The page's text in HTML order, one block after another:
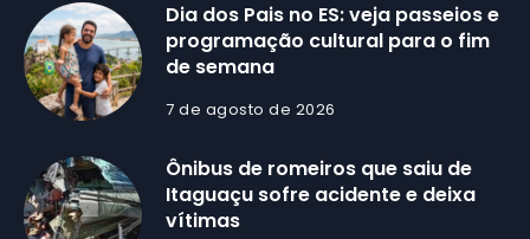
Dia dos Pais no ES: veja passeios e
programação cultural para o fim
de semana
7 de agosto de 2026
Ônibus de romeiros que saiu de
Itaguaçu sofre acidente e deixa
vítimas